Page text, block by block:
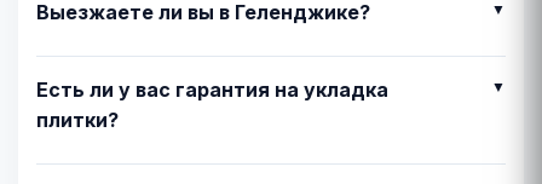
Выезжаете ли вы в Геленджике?
Есть ли у вас гарантия на укладка
плитки?